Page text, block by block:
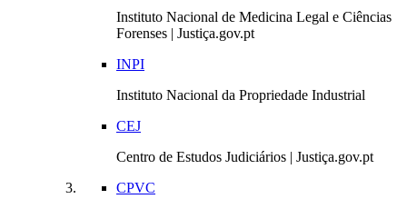
Instituto Nacional de Medicina Legal e Ciências
Forenses | Justiça.gov.pt
INPI
Instituto Nacional da Propriedade Industrial
CEJ
Centro de Estudos Judiciários | Justiça.gov.pt
CPVC